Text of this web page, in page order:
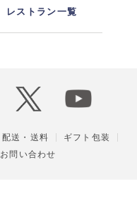
レストラン一覧
配送・送料
ギフト包装
お問い合わせ